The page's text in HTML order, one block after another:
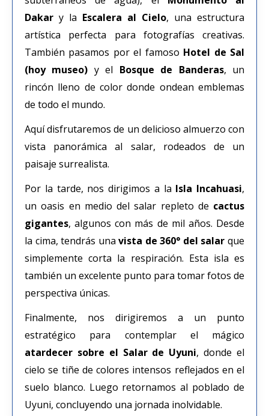
Dakar y la Escalera al Cielo, una estructura
artística perfecta para fotografías creativas.
También pasamos por el famoso Hotel de Sal
(hoy museo) y el Bosque de Banderas, un
rincón lleno de color donde ondean emblemas
de todo el mundo.
Aquí disfrutaremos de un delicioso almuerzo con
vista panorámica al salar, rodeados de un
paisaje surrealista.
Por la tarde, nos dirigimos a la Isla Incahuasi,
un oasis en medio del salar repleto de cactus
gigantes, algunos con más de mil años. Desde
la cima, tendrás unavista de 360° del salar que
simplemente corta la respiración. Esta isla es
también un excelente punto para tomar fotos de
perspectiva únicas.
Finalmente, nos dirigiremos a un punto
estratégico para contemplar el mágico
atardecer sobre el Salar de Uyuni, donde el
cielo se tiñe de colores intensos reflejados en el
suelo blanco. Luego retornamos al poblado de
Uyuni, concluyendo una jornada inolvidable.